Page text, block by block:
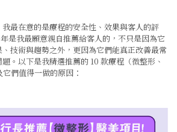
最在意的是療程的安全性、效果與客人的評
是我最願意親自推薦給客人的，不只是因為它
技術與趨勢之外，更因為它們能真正改善最常
。以下是我精選推薦的 10 款療程（微整形、
們值得一做的原因：